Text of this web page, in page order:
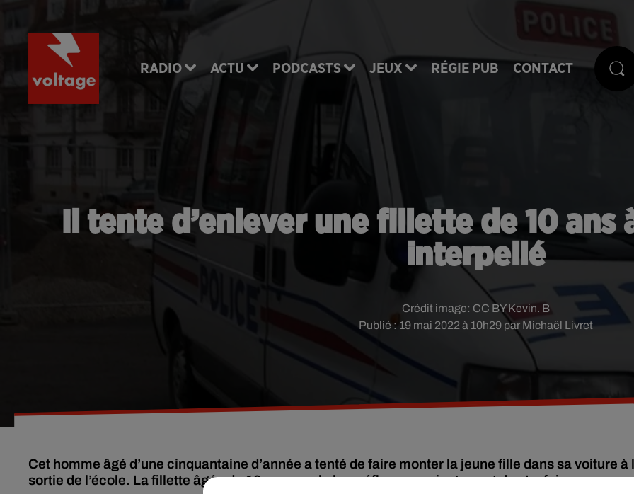
RADIO ACTU PODCASTS JEUX RÉGIE PUB CONTACT
Il tente d’enlever une fillette de 10 ans
interpellé
Publié : 19 mai 2022 à 10h29 par Michaël Livret
Crédit image: CC BY Kevin. B
Cet homme âgé d’une cinquantaine d’année a tenté de faire monter la jeune fille dans sa voiture à
sortie de l’école. La fillette âgée de 10 ans a eu le bon réflexe en criant avant de s’enfuir.